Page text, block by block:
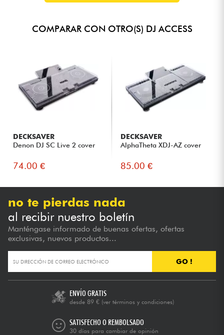
COMPARAR CON OTRO(S) DJ ACCESS
DECKSAVER
Denon DJ SC Live 2 cover
74.00 €
DECKSAVER
AlphaTheta XDJ-AZ cover
85.00 €
no te pierdas nada
al recibir nuestro boletín
Manténgase informado de buenas ofertas, ofertas
exclusivas, nuevos productos...
GO !
ENVÍO GRATIS
desde 89 € (ver términos y condiciones)
SATISFECHO O REMBOLSADO
30 días para cambiar de opinión